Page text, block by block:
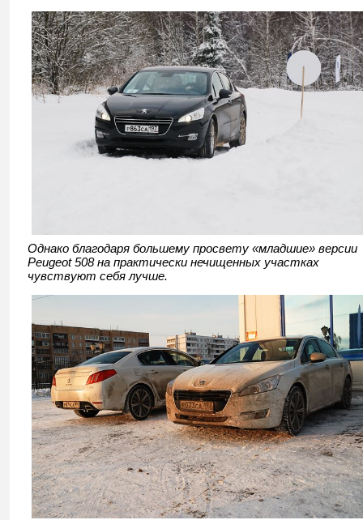
Однако благодаря большему просвету «младшие» версии
Peugeot 508 на практически нечищенных участках
чувствуют себя лучше.